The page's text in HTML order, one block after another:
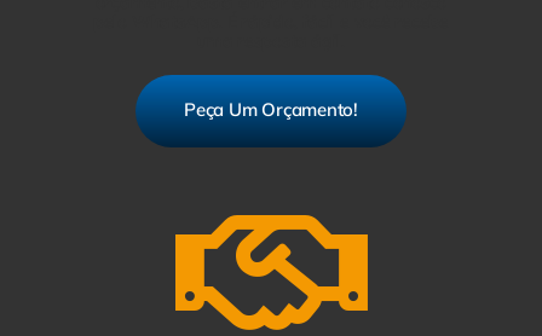
Peça Um Orçamento!